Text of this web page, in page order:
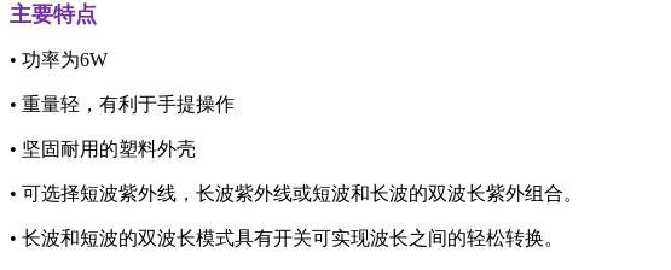
主要特点
• 功率为6W
• 重量轻，有利于手提操作
• 坚固耐用的塑料外壳
• 可选择短波紫外线，长波紫外线或短波和长波的双波长紫外组合。
• 长波和短波的双波长模式具有开关可实现波长之间的轻松转换。